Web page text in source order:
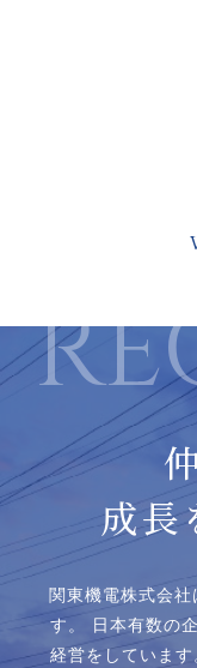
成
関東機電株式会
す。
日本有数の
経営をしています